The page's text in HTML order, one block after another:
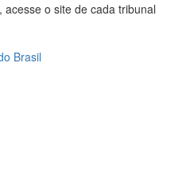
o site de cada tribunal
Brasil